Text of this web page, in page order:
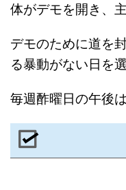
体がデモを開き、
デモのために道を
る暴動がない日を
毎週酢曜日の午後